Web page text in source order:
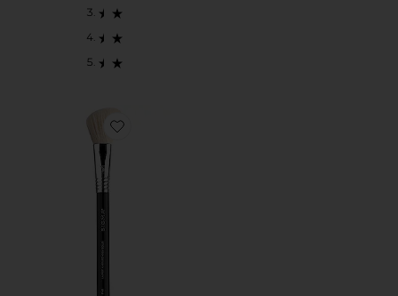
Favorite F40 Large Angled Contour Brush